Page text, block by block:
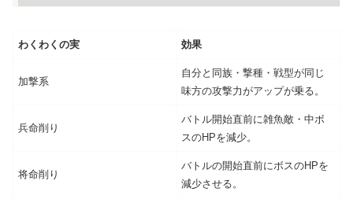
わくわくの実 効果
加撃系
自分と同族・撃種・戦型が同じ
味方の攻撃力がアップが乗る。
兵命削り
バトル開始直前に雑魚敵・中ボ
スのHPを減少。
将命削り
バトルの開始直前にボスのHPを
減少させる。